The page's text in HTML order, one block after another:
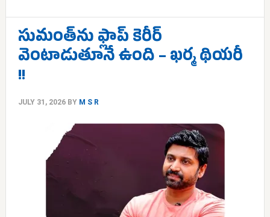
సుమంత్‌ను ఫ్లాప్ కెరీర్
వెంటాడుతూనే ఉంది – ఖర్మ థియరీ
!!
JULY 31, 2026BY M S R